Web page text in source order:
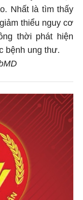
Nhất là tìm thấy
thiểu nguy cơ
thời phát hiện
bệnh ung thư.